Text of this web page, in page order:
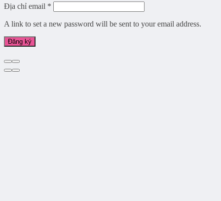
Địa chỉ email *
A link to set a new password will be sent to your email address.
Đăng ký